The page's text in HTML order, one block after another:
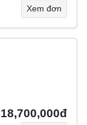
Xem đơn
18,700,000đ